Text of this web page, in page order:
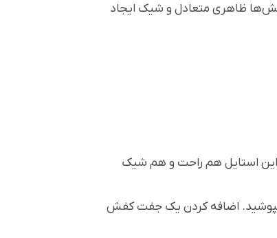
ظاهری متعادل و شیک ایجاد
این استایل هم راحت و هم شیک
بپوشید. اضافه کردن یک جفت کفش